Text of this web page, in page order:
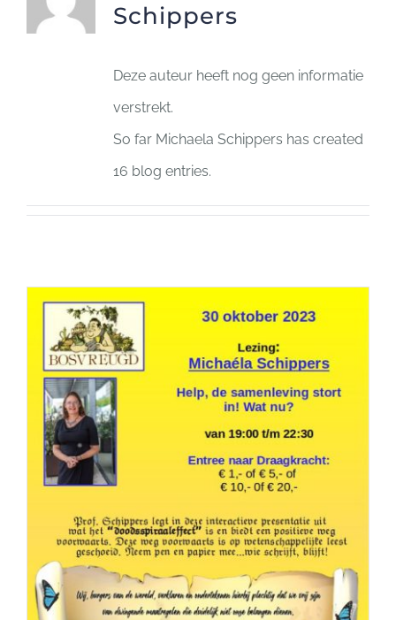
Brieven aan de Toekomst
Schippers
Deze auteur heeft nog geen informatie
verstrekt.
So far Michaela Schippers has created
16 blog entries.